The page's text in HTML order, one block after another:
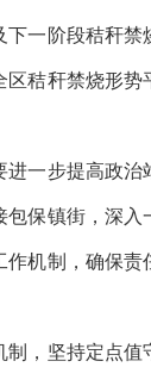
下一阶段秸秆禁
秸秆禁烧形势
一步提高政治
保镇街，深入
机制，确保责
，坚持定点值